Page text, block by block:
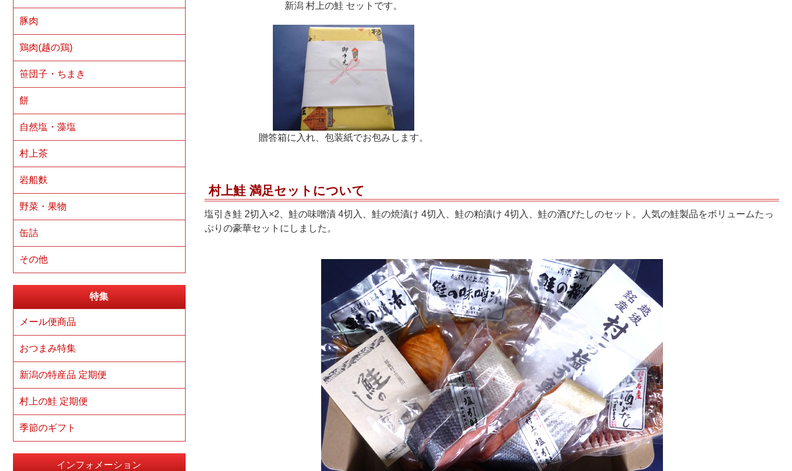
新潟 村上の鮭 セットです。
贈答箱に入れ、包装紙でお包みします。
村上鮭 満足セットについて
塩引き鮭 2切入×2、鮭の味噌漬 4切入、鮭の焼漬け 4切入、鮭の粕漬け 4切入、鮭の酒びたしのセット。人気の鮭製品をボリュームたっ
ぷりの豪華セットにしました。
豚肉
鶏肉(越の鶏)
笹団子・ちまき
餅
自然塩・藻塩
村上茶
岩船麩
野菜・果物
缶詰
その他
特集
メール便商品
おつまみ特集
新潟の特産品 定期便
村上の鮭 定期便
季節のギフト
インフォメーション